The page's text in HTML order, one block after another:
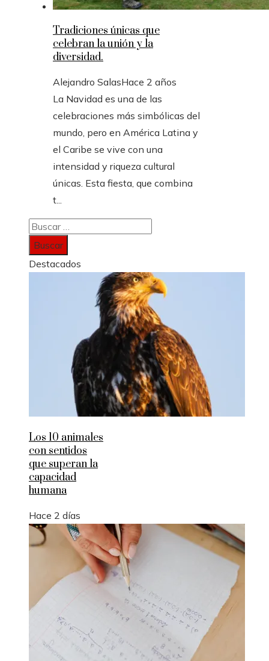
Tradiciones únicas que
celebran la unión y la
diversidad.
Alejandro SalasHace 2 años
La Navidad es una de las
celebraciones más simbólicas del
mundo, pero en América Latina y
el Caribe se vive con una
intensidad y riqueza cultural
únicas. Esta fiesta, que combina
t...
Buscar:
Destacados
Los 10 animales
con sentidos
que superan la
capacidad
humana
Hace 2 días